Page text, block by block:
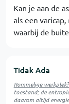
Kan je aan de
als een
waarbij de
Tidak Ada
Rommelige werkplek?
toestand; de
daarom altijd